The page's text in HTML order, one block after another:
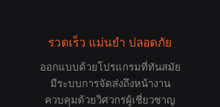
รวดเร็ว แม่นยำ ปลอดภัย
ออกแบบด้วยโปรแกรมที่ทันสมัย
มีระบบการจัดส่งถึงหน้างาน
ควบคุมด้วยวิศวกรผู้เชี่ยวชาญ